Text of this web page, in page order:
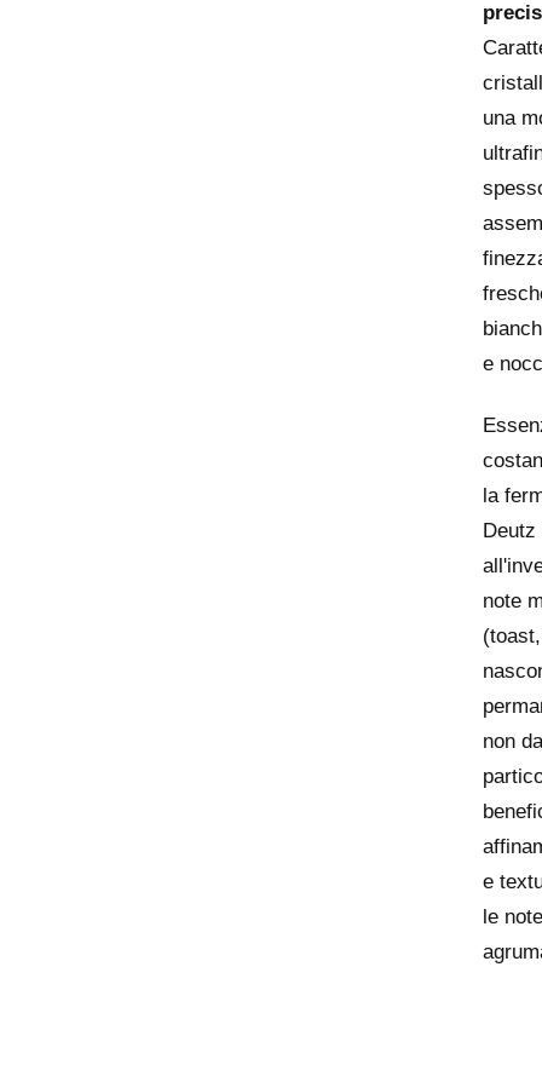
una
e
la
note
non
e
le